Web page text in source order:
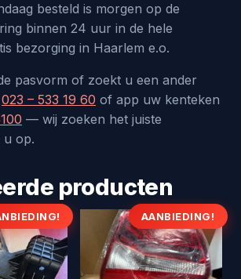
besteld is morgen op de
binnen 24 uur in de hele
bezorging in Haarlem e.o.
pasvorm of zoekt u een ander
023 – 533 19 60 of app uw kenteken
— wij zoeken het juiste
u op.
producten
AANBIEDING!